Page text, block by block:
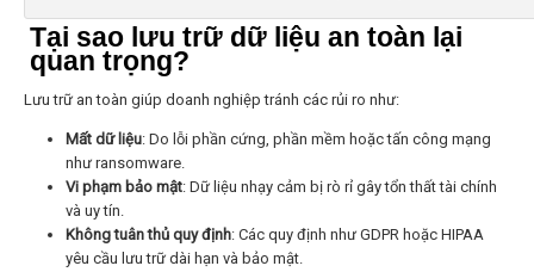
Tại sao lưu trữ dữ liệu an toàn lại
quan trọng?
Lưu trữ an toàn giúp doanh nghiệp tránh các rủi ro như:
Mất dữ liệu: Do lỗi phần cứng, phần mềm hoặc tấn công mạng
như ransomware.
Vi phạm bảo mật: Dữ liệu nhạy cảm bị rò rỉ gây tổn thất tài chính
và uy tín.
Không tuân thủ quy định: Các quy định như GDPR hoặc HIPAA
yêu cầu lưu trữ dài hạn và bảo mật.